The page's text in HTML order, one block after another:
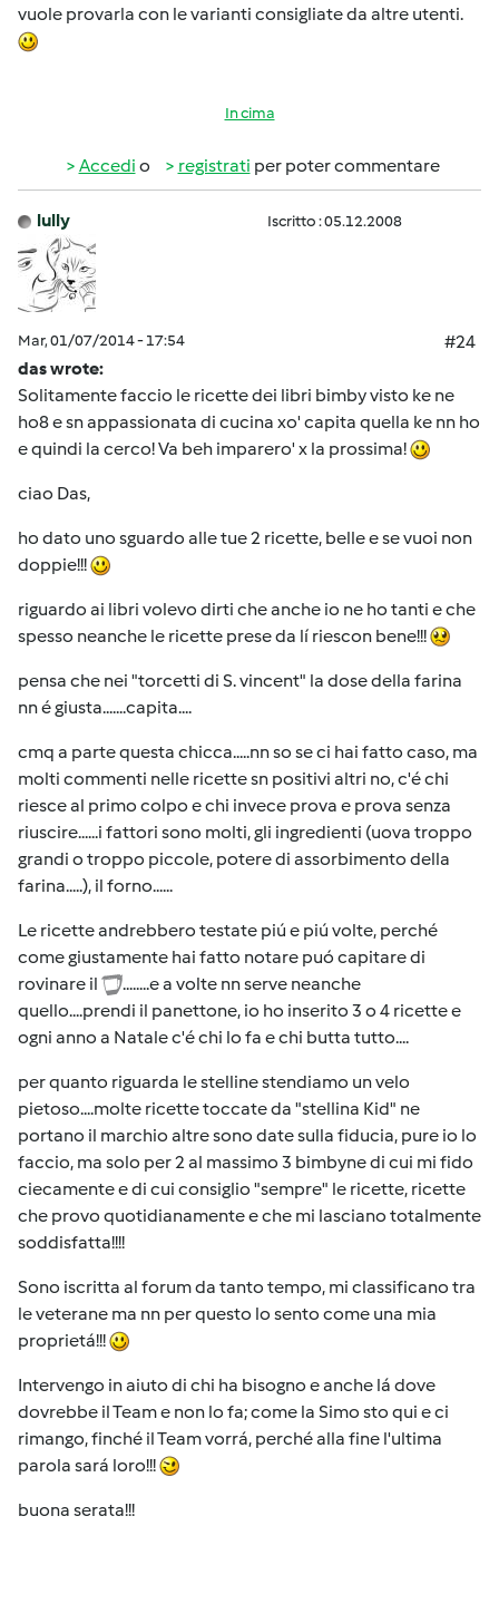
vuole provarla con le varianti consigliate da altre utenti.
In cima
Accedi o registrati per poter commentare
lully Iscritto : 05.12.2008
Mar, 01/07/2014 - 17:54
#24
das wrote:
Solitamente faccio le ricette dei libri bimby visto ke ne
ho8 e sn appassionata di cucina xo' capita quella ke nn ho
e quindi la cerco! Va beh imparero' x la prossima!
ciao Das,
ho dato uno sguardo alle tue 2 ricette, belle e se vuoi non
doppie!!!
riguardo ai libri volevo dirti che anche io ne ho tanti e che
spesso neanche le ricette prese da lí riescon bene!!!
pensa che nei "torcetti di S. vincent" la dose della farina
nn é giusta.......capita....
cmq a parte questa chicca.....nn so se ci hai fatto caso, ma
molti commenti nelle ricette sn positivi altri no, c'é chi
riesce al primo colpo e chi invece prova e prova senza
riuscire......i fattori sono molti, gli ingredienti (uova troppo
grandi o troppo piccole, potere di assorbimento della
farina.....), il forno......
Le ricette andrebbero testate piú e piú volte, perché
come giustamente hai fatto notare puó capitare di
rovinare il
........e a volte nn serve neanche
quello....prendi il panettone, io ho inserito 3 o 4 ricette e
ogni anno a Natale c'é chi lo fa e chi butta tutto....
per quanto riguarda le stelline stendiamo un velo
pietoso....molte ricette toccate da "stellina Kid" ne
portano il marchio altre sono date sulla fiducia, pure io lo
faccio, ma solo per 2 al massimo 3 bimbyne di cui mi fido
ciecamente e di cui consiglio "sempre" le ricette, ricette
che provo quotidianamente e che mi lasciano totalmente
soddisfatta!!!!
Sono iscritta al forum da tanto tempo, mi classificano tra
le veterane ma nn per questo lo sento come una mia
proprietá!!!
Intervengo in aiuto di chi ha bisogno e anche lá dove
dovrebbe il Team e non lo fa; come la Simo sto qui e ci
rimango, finché il Team vorrá, perché alla fine l'ultima
parola sará loro!!!
buona serata!!!